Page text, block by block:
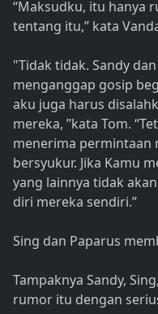
“Maksudku, itu hanya
tentang itu,” kata
"Tidak tidak. Sandy
menganggap gosip
aku juga harus
mereka, ”kata Tom.
menerima permintaan
bersyukur. Jika Kamu
yang lainnya tidak
diri mereka sendiri.”
Sing dan Paparus
Tampaknya Sandy,
rumor itu dengan